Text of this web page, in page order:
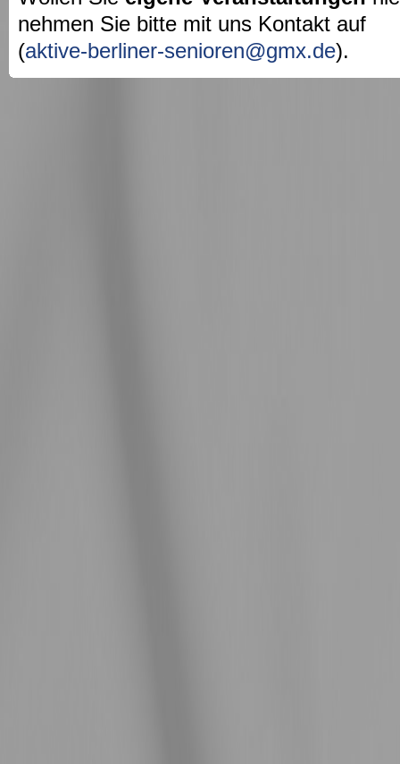
nehmen Sie bitte mit uns Kontakt auf
(aktive-berliner-senioren@gmx.de).